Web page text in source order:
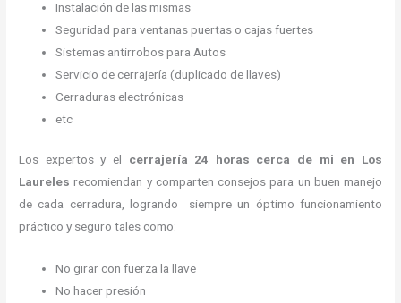
Instalación de las mismas
Seguridad para ventanas puertas o cajas fuertes
Sistemas antirrobos para Autos
Servicio de cerrajería (duplicado de llaves)
Cerraduras electrónicas
etc
Los expertos y el cerrajería 24 horas cerca de mi en Los
Laureles recomiendan y comparten consejos para un buen manejo
de cada cerradura, logrando siempre un óptimo funcionamiento
práctico y seguro tales como:
No girar con fuerza la llave
No hacer presión